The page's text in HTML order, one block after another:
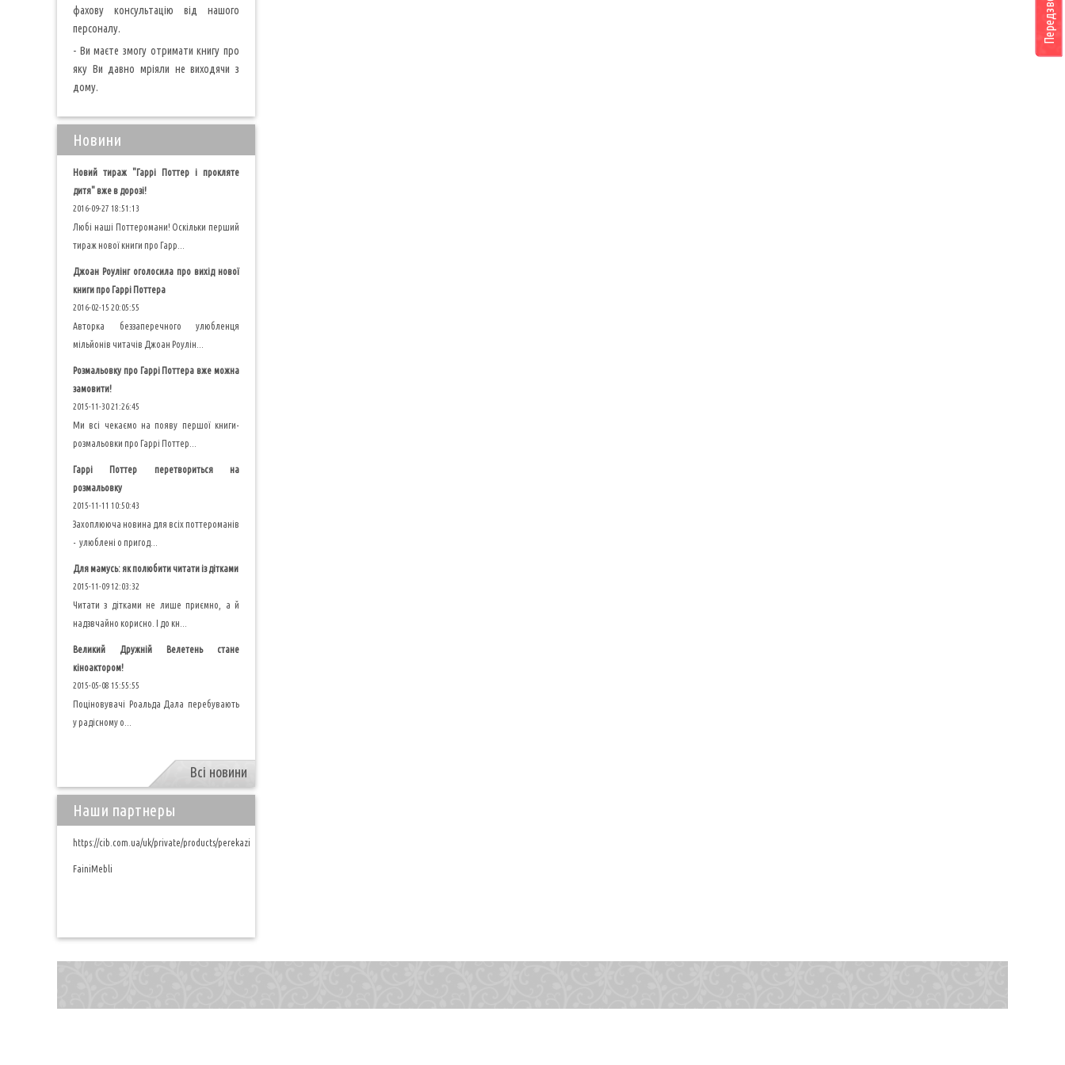
фахову консультацію від нашого
персоналу.
- Ви маєте змогу отримати книгу про
яку Ви давно мріяли не виходячи з
дому.
Новини
Новий тираж "Гаррі Поттер і прокляте
дитя" вже в дорозі!
2016-09-27 18:51:13
Любі наші Поттеромани! Оскільки перший
тираж нової книги про Гарр...
Джоан Роулінг оголосила про вихід нової
книги про Гаррі Поттера
2016-02-15 20:05:55
Авторка беззаперечного улюбленця
мільйонів читачів Джоан Роулін...
Розмальовку про Гаррі Поттера вже можна
замовити!
2015-11-30 21:26:45
Ми всі чекаємо на появу першої книги-
розмальовки про Гаррі Поттер...
Гаррі Поттер перетвориться на
розмальовку
2015-11-11 10:50:43
Захоплююча новина для всіх поттероманів
- улюблені о пригод...
Для мамусь: як полюбити читати із дітками
2015-11-09 12:03:32
Читати з дітками не лише приємно, а й
надзвчайно корисно. І до кн...
Великий Дружній Велетень стане
кіноактором!
2015-05-08 15:55:55
Поціновувачі Роальда Дала перебувають
у радісному о...
Всі новини
Наши партнеры
https://cib.com.ua/uk/private/products/perekazi
FainiMebli